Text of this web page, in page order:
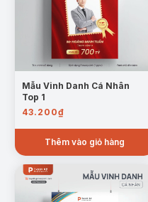
Mẫu Vinh Danh Cá Nhân
Top 1
43.200₫
Thêm vào giỏ hàng